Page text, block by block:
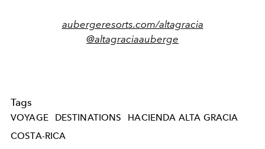
aubergeresorts.com/altagracia
@altagraciaauberge
Tags
VOYAGE DESTINATIONS
HACIENDA ALTA GRACIA
COSTA-RICA